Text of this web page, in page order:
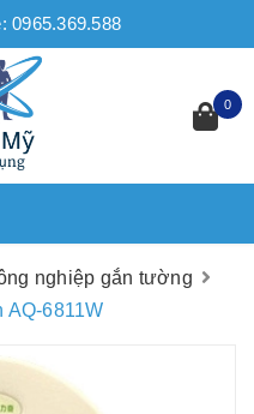
0965.369.588
0
nghiệp gắn tường
AQ-6811W